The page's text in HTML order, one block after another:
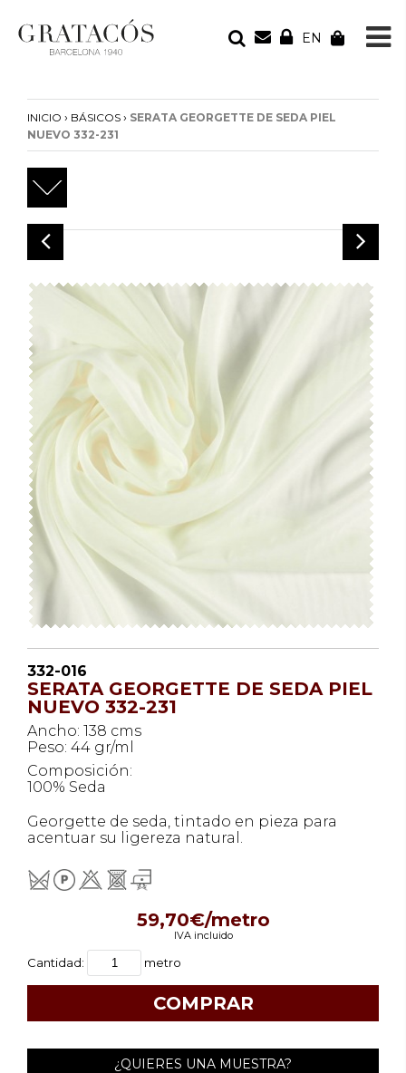
EN
Tu bolsa está vacía
INICIO › BÁSICOS › SERATA GEORGETTE DE SEDA PIEL
NUEVO 332-231
332-016
SERATA GEORGETTE DE SEDA PIEL
NUEVO 332-231
Ancho: 138 cms
Peso: 44 gr/ml
Composición:
100% Seda
Georgette de seda, tintado en pieza para
acentuar su ligereza natural.
59,70€/metro
IVA incluido
Cantidad: metro
¿QUIERES UNA MUESTRA?